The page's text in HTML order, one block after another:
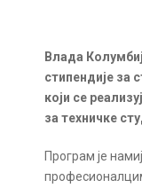
Влада
стипендије за
који се
за техничке
Програм је